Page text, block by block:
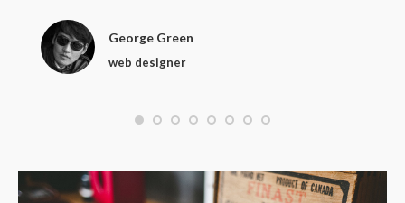
George Green
web designer